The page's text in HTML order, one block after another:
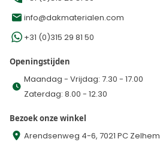
info@dakmaterialen.com
+31 (0)315 29 81 50
Openingstijden
Maandag - Vrijdag: 7.30 - 17.00
Zaterdag: 8.00 - 12.30
Bezoek onze winkel
Arendsenweg 4-6, 7021 PC Zelhem